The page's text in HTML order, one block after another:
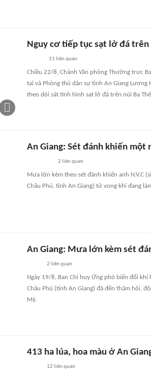
Nguy cơ tiếp tục sạt lở đá trên
11 liên quan
Chiều 22/8, Chánh Văn phòng Thường trực
tai và Phòng thủ dân sự tỉnh An Giang
theo dõi sát tình hình sạt lở đá trên núi Ba
An Giang: Sét đánh khiến
2 liên quan
Mưa lớn kèm theo sét đánh khiến anh N.V.C
Châu Phú, tỉnh An Giang) tử vong khi đang
An Giang: Mưa lớn kèm sét
2 liên quan
Ngày 19/8, Ban Chỉ huy Ứng phó biến đổi
Châu Phú (tỉnh An Giang) đã đến thăm hỏi,
Mỹ.
413 ha lúa, hoa màu ở An
12 liên quan